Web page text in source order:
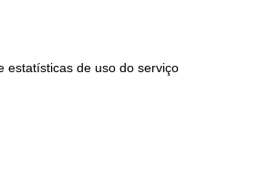
estatísticas de uso do serviço